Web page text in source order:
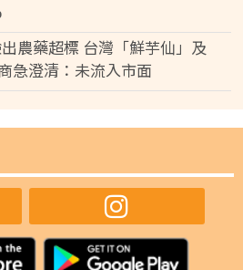
農藥超標 台灣「鮮芋仙」及
急澄清：未流入市面